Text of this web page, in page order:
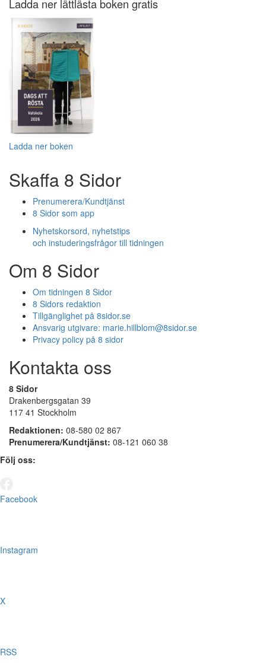
Ladda ner lättlästa boken gratis
Ladda ner boken
Skaffa 8 Sidor
Prenumerera/Kundtjänst
8 Sidor som app
Nyhetskorsord, nyhetstips
och instuderingsfrågor till tidningen
Om 8 Sidor
Om tidningen 8 Sidor
8 Sidors redaktion
Tillgänglighet på 8sidor.se
Ansvarig utgivare: marie.hillblom@8sidor.se
Privacy policy på 8 sidor
Kontakta oss
8 Sidor
Drakenbergsgatan 39
117 41 Stockholm
Redaktionen: 08-580 02 867
Prenumerera/Kundtjänst: 08-121 060 38
Följ oss:
Facebook
Instagram
X
RSS